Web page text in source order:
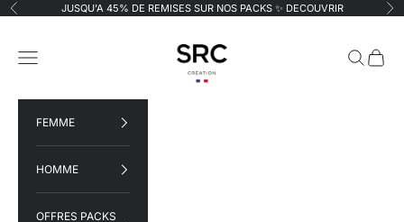
Passer au contenu
Précédent JUSQU'A 45% DE REMISES SUR NOS PACKS ✨ DECOUVRIR
Menu
Recherche
Panier
FEMME
HOMME
OFFRES PACKS